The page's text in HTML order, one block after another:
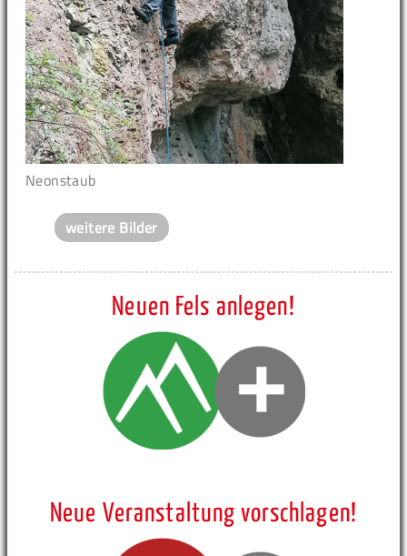
Neonstaub
weitere Bilder
Neuen Fels anlegen!
Neue Veranstaltung vorschlagen!